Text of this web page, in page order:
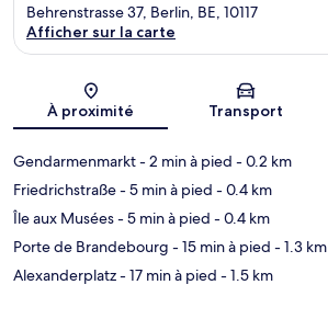
Carte
Behrenstrasse 37, Berlin, BE, 10117
Afficher sur la carte
À proximité Transport
Gendarmenmarkt- 2 min à pied - 0.2 km
Friedrichstraße- 5 min à pied - 0.4 km
Île aux Musées- 5 min à pied - 0.4 km
Porte de Brandebourg - 15 min à pied - 1.3 km
Alexanderplatz- 17 min à pied - 1.5 km